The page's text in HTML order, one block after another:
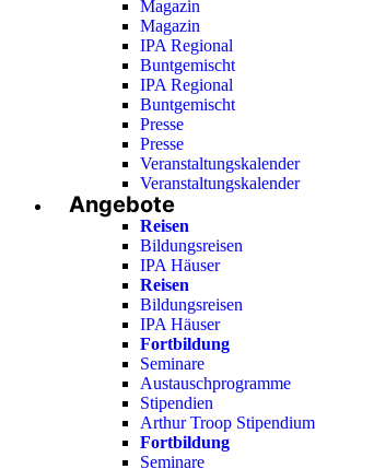
Magazin
Magazin
IPA Regional
Buntgemischt
IPA Regional
Buntgemischt
Presse
Presse
Veranstaltungskalender
Veranstaltungskalender
Angebote
Reisen
Bildungsreisen
IPA Häuser
Reisen
Bildungsreisen
IPA Häuser
Fortbildung
Seminare
Austauschprogramme
Stipendien
Arthur Troop Stipendium
Fortbildung
Seminare